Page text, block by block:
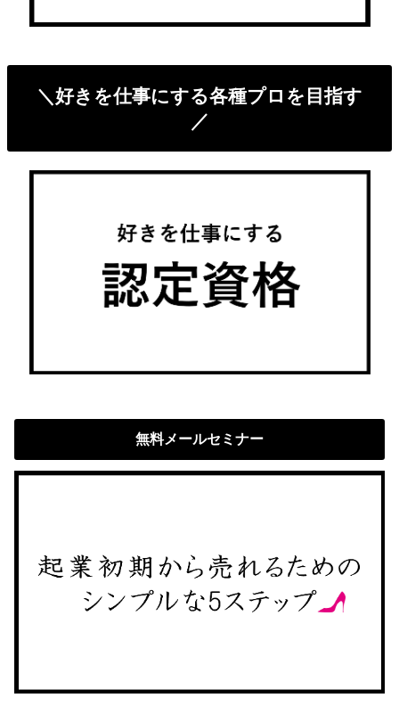
＼好きを仕事にする各種プロを目指す
／
無料メールセミナー